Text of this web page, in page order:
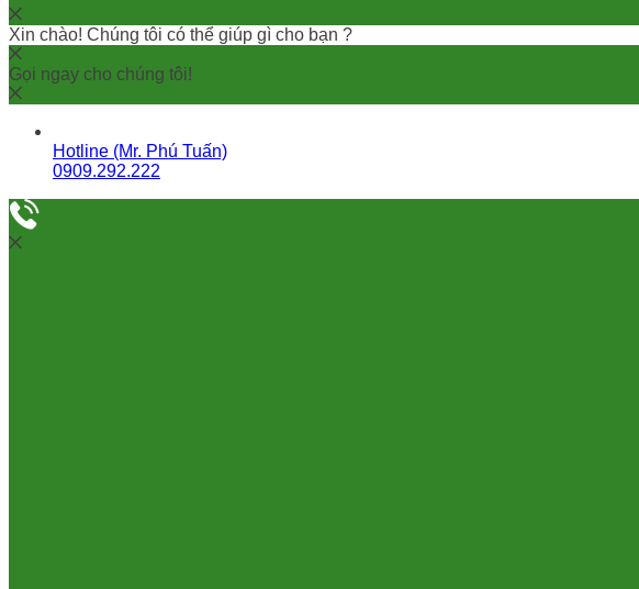
Xin chào! Chúng tôi có thể giúp gì cho bạn ?
Gọi ngay cho chúng tôi!
Hotline (Mr. Phú Tuấn)
0909.292.222